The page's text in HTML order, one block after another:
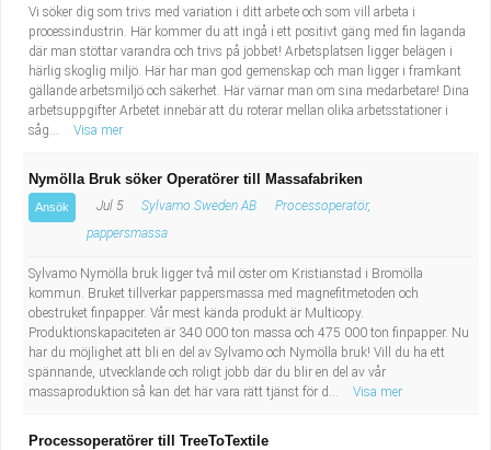
Vi söker dig som trivs med variation i ditt arbete och som vill arbeta i
processindustrin. Här kommer du att ingå i ett positivt gäng med fin laganda
där man stöttar varandra och trivs på jobbet! Arbetsplatsen ligger belägen i
härlig skoglig miljö. Här har man god gemenskap och man ligger i framkant
gällande arbetsmiljö och säkerhet. Här värnar man om sina medarbetare! Dina
arbetsuppgifter Arbetet innebär att du roterar mellan olika arbetsstationer i
såg...
Visa mer
Nymölla Bruk söker Operatörer till Massafabriken
Ansök Jul 5 Sylvamo Sweden AB
Processoperatör,
pappersmassa
Sylvamo Nymölla bruk ligger två mil öster om Kristianstad i Bromölla
kommun. Bruket tillverkar pappersmassa med magnefitmetoden och
obestruket finpapper. Vår mest kända produkt är Multicopy.
Produktionskapaciteten är 340 000 ton massa och 475 000 ton finpapper. Nu
har du möjlighet att bli en del av Sylvamo och Nymölla bruk! Vill du ha ett
spännande, utvecklande och roligt jobb där du blir en del av vår
massaproduktion så kan det här vara rätt tjänst för d...
Visa mer
Processoperatörer till TreeToTextile